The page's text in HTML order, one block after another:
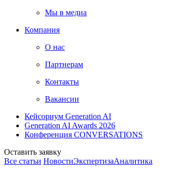
Мы в медиа
Компания
О нас
Партнерам
Контакты
Вакансии
Кейсориум Generation AI
Generation AI Awards 2026
Конференция CONVERSATIONS
Оставить заявку
Все статьи НовостиЭкспертизаАналитика